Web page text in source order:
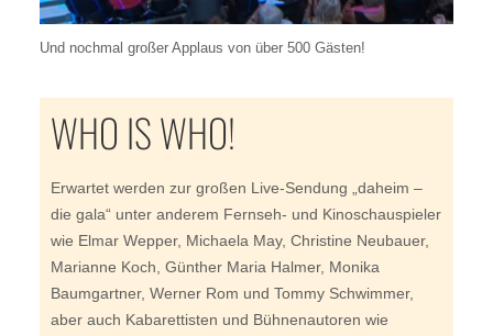
Und nochmal großer Applaus von über 500 Gästen!
WHO IS WHO!
Erwartet werden zur großen Live-Sendung „daheim –
die gala“ unter anderem Fernseh- und Kinoschauspieler
wie Elmar Wepper, Michaela May, Christine Neubauer,
Marianne Koch, Günther Maria Halmer, Monika
Baumgartner, Werner Rom und Tommy Schwimmer,
aber auch Kabarettisten und Bühnenautoren wie